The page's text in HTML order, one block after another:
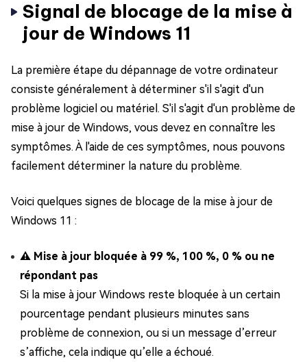
Signal de blocage de la mise à
jour de Windows 11
La première étape du dépannage de votre ordinateur
consiste généralement à déterminer s'il s'agit d'un
problème logiciel ou matériel. S'il s'agit d'un problème de
mise à jour de Windows, vous devez en connaître les
symptômes. À l'aide de ces symptômes, nous pouvons
facilement déterminer la nature du problème.
Voici quelques signes de blocage de la mise à jour de
Windows 11 :
⚠ Mise à jour bloquée à 99 %, 100 %, 0 % ou ne
répondant pas
Si la mise à jour Windows reste bloquée à un certain
pourcentage pendant plusieurs minutes sans
problème de connexion, ou si un message d’erreur
s’affiche, cela indique qu’elle a échoué.